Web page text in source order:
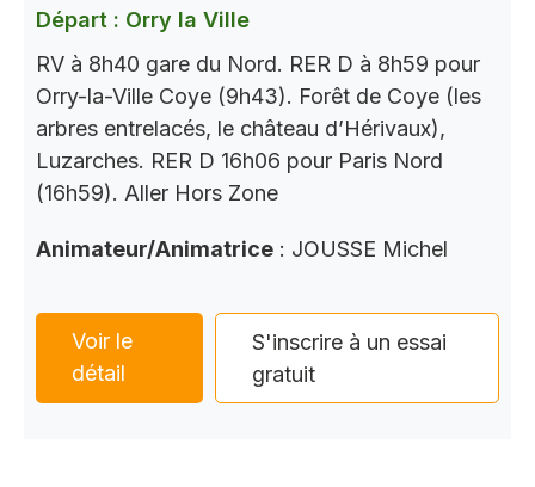
Départ : Orry la Ville
RV à 8h40 gare du Nord. RER D à 8h59 pour
Orry-la-Ville Coye (9h43). Forêt de Coye (les
arbres entrelacés, le château d’Hérivaux),
Luzarches. RER D 16h06 pour Paris Nord
(16h59). Aller Hors Zone
Animateur/Animatrice : JOUSSE Michel
Voir le
détail
S'inscrire à un essai
gratuit